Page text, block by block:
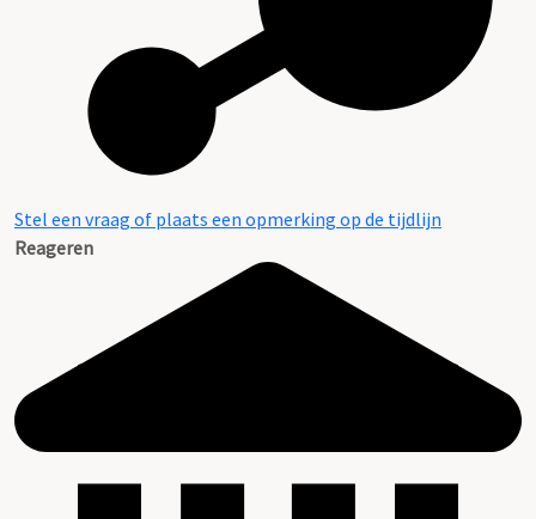
Stel een vraag of plaats een opmerking op de tijdlijn
Reageren